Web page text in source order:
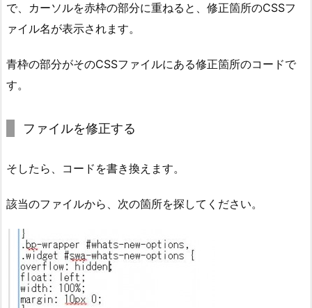
で、カーソルを赤枠の部分に重ねると、修正箇所のCSSフ
ァイル名が表示されます。
青枠の部分がそのCSSファイルにある修正箇所のコードで
す。
ファイルを修正する
そしたら、コードを書き換えます。
該当のファイルから、次の箇所を探してください。